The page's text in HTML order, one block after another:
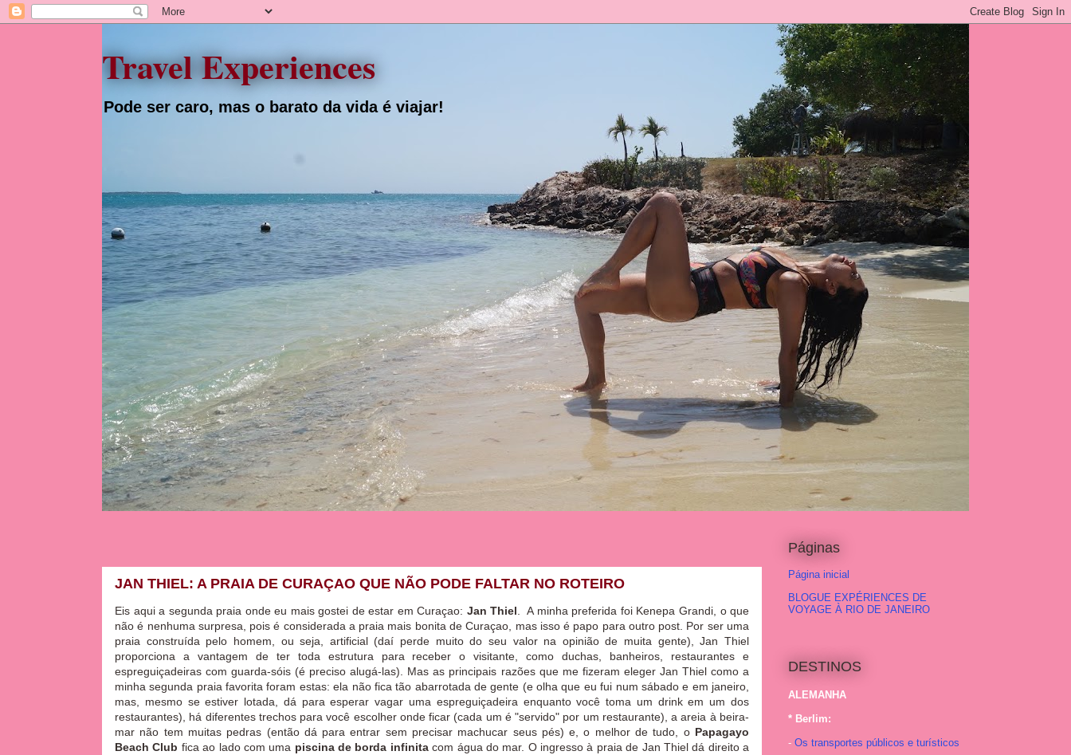
Travel Experiences
Pode ser caro, mas o barato da vida é viajar!
JAN THIEL: A PRAIA DE CURAÇAO QUE NÃO PODE FALTAR NO ROTEIRO
Eis aqui a segunda praia onde eu mais gostei de estar em Curaçao: Jan Thiel . A minha preferida foi Kenepa Grandi, o que
não é nenhuma surpresa, pois é considerada a praia mais bonita de Curaçao, mas isso é papo para outro post. Por ser uma
praia construída pelo homem, ou seja, artificial (daí perde muito do seu valor na opinião de muita gente), Jan Thiel
proporciona a vantagem de ter toda estrutura para receber o visitante, como duchas, banheiros, restaurantes e
espreguiçadeiras com guarda-sóis (é preciso alugá-las). Mas as principais razões que me fizeram eleger Jan Thiel como a
minha segunda praia favorita foram estas: ela não fica tão abarrotada de gente (e olha que eu fui num sábado e em janeiro,
mas, mesmo se estiver lotada, dá para esperar vagar uma espreguiçadeira enquanto você toma um drink em um dos
restaurantes), há diferentes trechos para você escolher onde ficar (cada um é "servido" por um restaurante) , a areia à beira-
mar não tem muitas pedras (então dá para entrar sem precisar machucar seus pés) e, o melhor de tudo, o Papagayo
Beach Club fica ao lado com uma piscina de borda infinitacom água do mar. O ingresso à praia de Jan Thiel dá direito a
Páginas
Página inicial
BLOGUE EXPÉRIENCES DE
VOYAGE À RIO DE JANEIRO
DESTINOS
ALEMANHA
* Berlim:
- Os transportes públicos e turísticos